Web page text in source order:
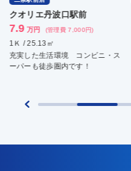
クオリエ丹波口駅前
7.9 万円 (管理費 7,000円)
1Ｋ / 25.13㎡
充実した生活環境 コンビニ・ス
ーパーも徒歩圏内です！